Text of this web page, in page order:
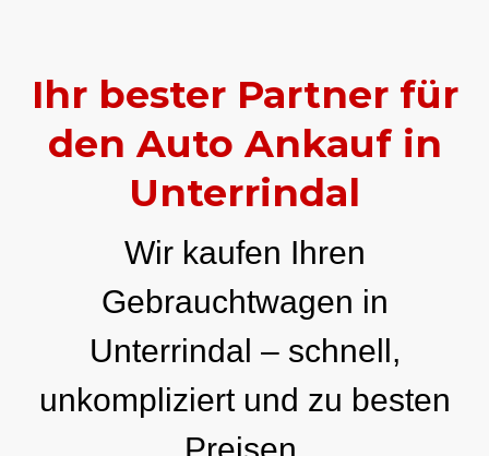
Ihr bester Partner für
den Auto Ankauf in
Unterrindal
Wir kaufen Ihren
Gebrauchtwagen in
Unterrindal – schnell,
unkompliziert und zu besten